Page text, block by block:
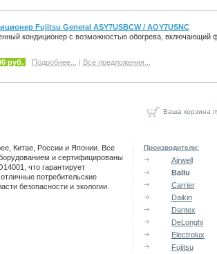
Fujitsu General ASY7USBCW / AOY7USNC
кондиционер с возможностью обогрева, включающий
руб. Подробнее... | Все предложения...
Ваша корзина
Китае, России и Японии. Все
и сертифицированы
что гарантирует
потребительские
безопасности и экологии.
Производители:
Airwell
Ballu
Carrier
Daikin
Dantex
DeLonghi
Electrolux
Fujitsu